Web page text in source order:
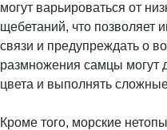
могут варьироваться от
щебетаний, что позволяет
связи и предупреждать о
размножения самцы могут
цвета и выполнять
Кроме того, морские